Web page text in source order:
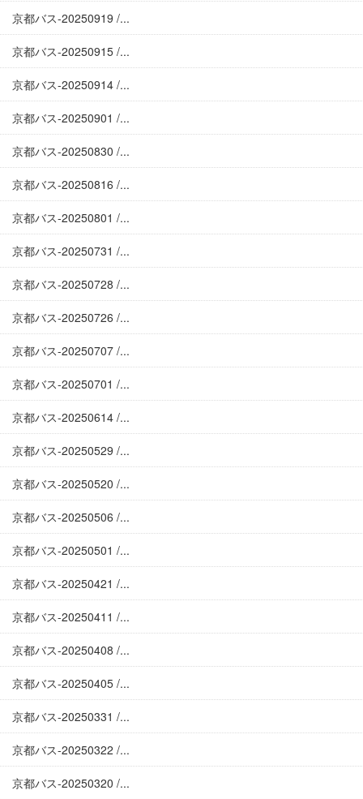
京都バス-20250919 /...
京都バス-20250915 /...
京都バス-20250914 /...
京都バス-20250901 /...
京都バス-20250830 /...
京都バス-20250816 /...
京都バス-20250801 /...
京都バス-20250731 /...
京都バス-20250728 /...
京都バス-20250726 /...
京都バス-20250707 /...
京都バス-20250701 /...
京都バス-20250614 /...
京都バス-20250529 /...
京都バス-20250520 /...
京都バス-20250506 /...
京都バス-20250501 /...
京都バス-20250421 /...
京都バス-20250411 /...
京都バス-20250408 /...
京都バス-20250405 /...
京都バス-20250331 /...
京都バス-20250322 /...
京都バス-20250320 /...